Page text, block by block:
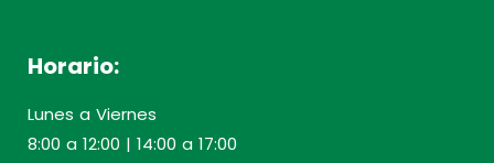
Horario:
Lunes a Viernes
8:00 a 12:00 | 14:00 a 17:00